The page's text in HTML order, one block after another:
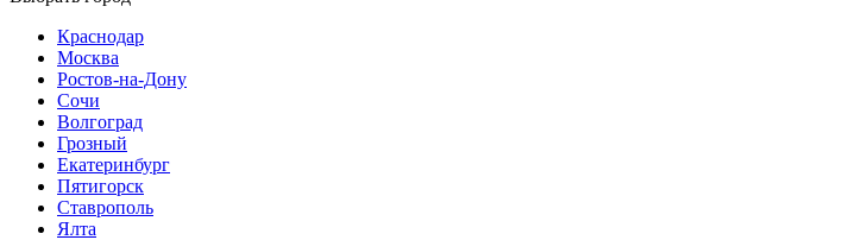
Краснодар
Москва
Ростов-на-Дону
Сочи
Волгоград
Грозный
Екатеринбург
Пятигорск
Ставрополь
Ялта